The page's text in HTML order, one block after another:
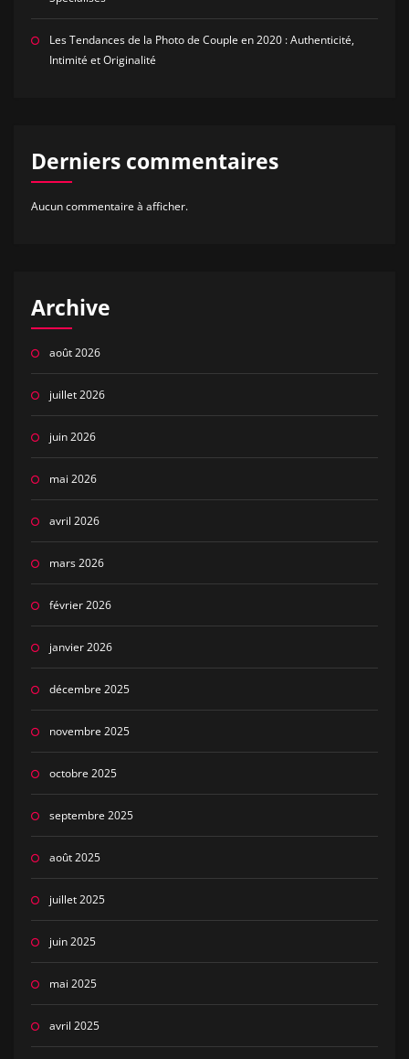
Les Tendances de la Photo de Couple en 2020 : Authenticité,
Intimité et Originalité
Derniers commentaires
Aucun commentaire à afficher.
Archive
août 2026
juillet 2026
juin 2026
mai 2026
avril 2026
mars 2026
février 2026
janvier 2026
décembre 2025
novembre 2025
octobre 2025
septembre 2025
août 2025
juillet 2025
juin 2025
mai 2025
avril 2025